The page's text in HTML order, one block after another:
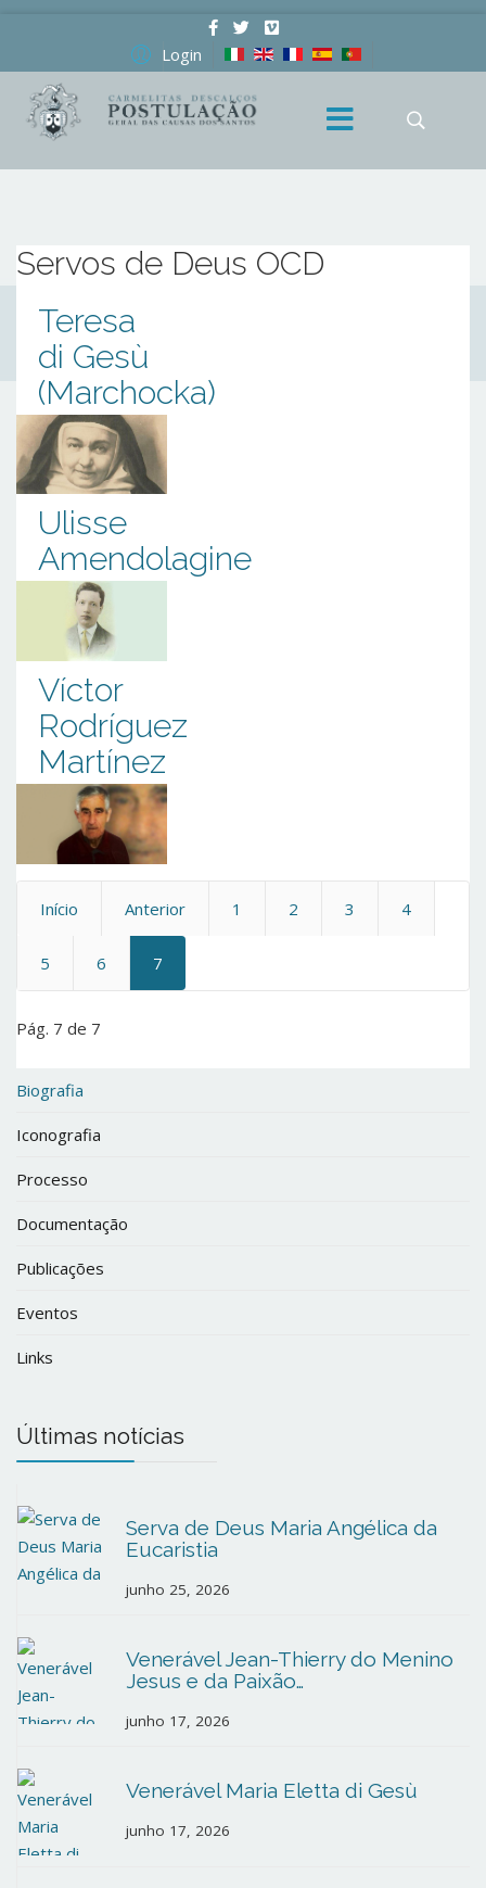
Login
Servos de Deus OCD
Teresa
di Gesù
(Marchocka)
Ulisse
Amendolagine
Víctor
Rodríguez
Martínez
Início Anterior 1 2 3 4
5 6 7
Pág. 7 de 7
Biografia
Iconografia
Processo
Documentação
Publicações
Eventos
Links
Últimas notícias
Serva de Deus Maria Angélica da
Eucaristia
junho 25, 2026
Venerável Jean-Thierry do Menino
Jesus e da Paixão…
junho 17, 2026
Venerável Maria Eletta di Gesù
junho 17, 2026